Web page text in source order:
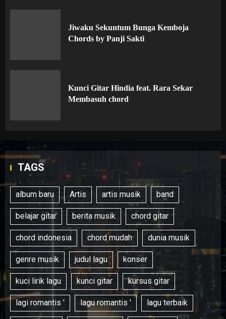
Jiwaku Sekuntum Bunga Kemboja
Chords by Panji Sakti
Kunci Gitar Hindia feat. Rara Sekar
Membasuh chord
TAGS
album baru Artis artis musik band
belajar gitar berita musik chord gitar
chord indonesia chord mudah dunia musik
genre musik judul lagu konser
kuci lirik lagu kunci gitar kursus gitar
lagi romantis ' lagu romantis ' lagu terbaik